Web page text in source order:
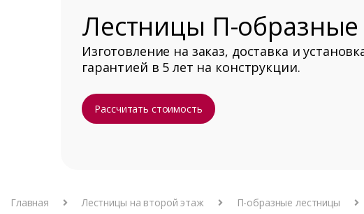
Лестницы П-
Изготовление на заказ, доставка и
гарантией в 5 лет на конструкции.
Рассчитать стоимость
Главная Лестницы на второй этаж П-образные лестницы